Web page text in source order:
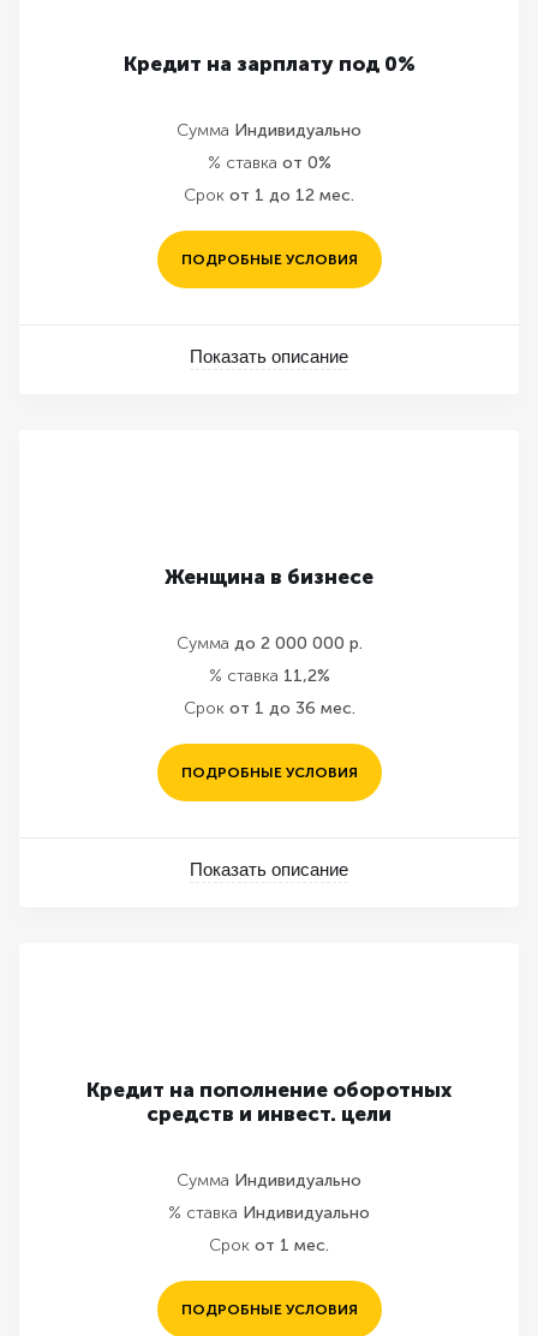
Кредит на зарплату под 0%
Сумма Индивидуально
% ставка от 0%
Срок от 1 до 12 мес.
ПОДРОБНЫЕ УСЛОВИЯ
Показать описание
Женщина в бизнесе
Сумма до 2 000 000 р.
% ставка 11,2%
Срок от 1 до 36 мес.
ПОДРОБНЫЕ УСЛОВИЯ
Показать описание
Кредит на пополнение оборотных
средств и инвест. цели
Сумма Индивидуально
% ставка Индивидуально
Срок от 1 мес.
ПОДРОБНЫЕ УСЛОВИЯ